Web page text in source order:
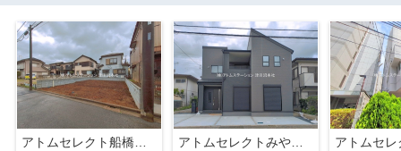
アトムセレクト船橋市大穴北2丁目260番A号棟
アトムセレクトみやぎ台2丁目１号棟